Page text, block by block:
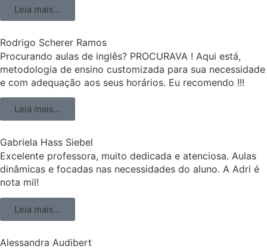
Leia mais...
Rodrigo Scherer Ramos
Procurando aulas de inglês? PROCURAVA ! Aqui está,
metodologia de ensino customizada para sua necessidade
e com adequação aos seus horários. Eu recomendo !!!
Leia mais...
Gabriela Hass Siebel
Excelente professora, muito dedicada e atenciosa. Aulas
dinâmicas e focadas nas necessidades do aluno. A Adri é
nota mil!
Leia mais...
Alessandra Audibert